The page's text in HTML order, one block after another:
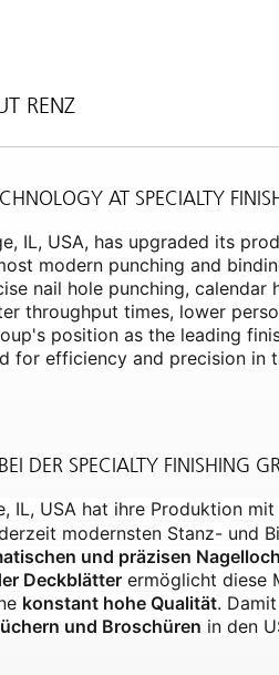
RENZ
AT SPECIALTY
IL, USA, has upgraded its
modern punching and
nail hole punching,
throughput times, lower
position as the leading
for efficiency and precision in
DER SPECIALTY FINISHING
IL, USA hat ihre Produktion
modernsten Stanz- und
und präzisen
Deckblätter ermöglicht diese
konstant hohe Qualität.
und Broschüren in den